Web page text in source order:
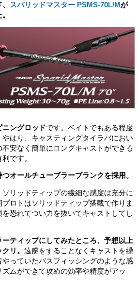
スパリッドマスター PSMS-70L/Mが
ニングロッドです。ベイトでもある程度
はり、キャスティングタイラバにおい
安なく簡単にロングキャストができる
です。
オールチューブラーブランクを採用。
リッドティップの繊細な感度は充分に
ロトはソリッドティップ搭載で作りま
恐れてつい力を抜いてキャストしてし
ーティップにしてみたところ、予想以上
リ。 遠慮をすることなくキャストを繰
やっていたバスフィッシングのような感
ムができて攻めの効率や精度がアッ